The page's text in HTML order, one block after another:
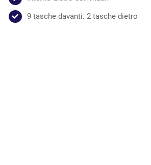
9 tasche davanti. 2 tasche dietro